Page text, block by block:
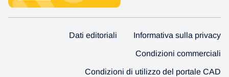
Dati editoriali Informativa sulla privacy
Condizioni commerciali
Condizioni di utilizzo del portale CAD